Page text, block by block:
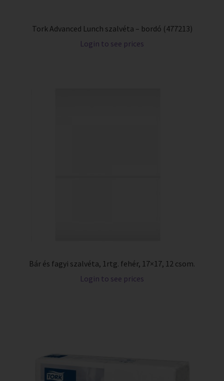
Tork Advanced Lunch szalvéta – bordó (477213)
Login to see prices
Bár és fagyi szalvéta, 1rtg. fehér, 17×17, 12 csom.
Login to see prices